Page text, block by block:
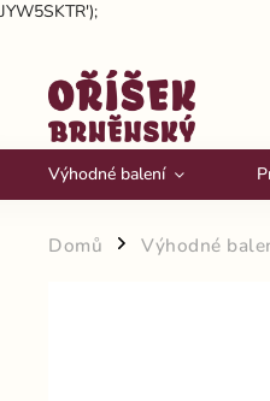
JYW5SKTR');
Výhodné balení
Domů / Výhodné